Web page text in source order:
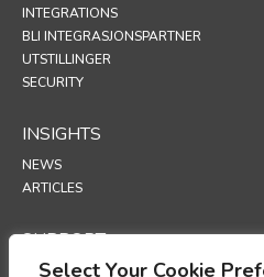
Select Your Cookie
INTEGRATIONS
BLI INTEGRASJONSPARTNER
UTSTILLINGER
SECURITY
INSIGHTS
NEWS
ARTICLES
SUPPORT
TECHNICAL PORTAL